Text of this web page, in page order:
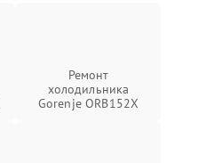
Ремонт
холодильника
Gorenje ORB152X